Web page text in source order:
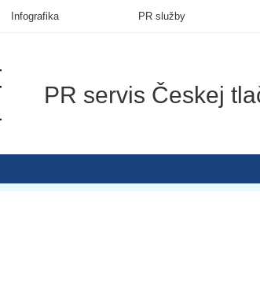
PR servis Českej
Infografika PR služby